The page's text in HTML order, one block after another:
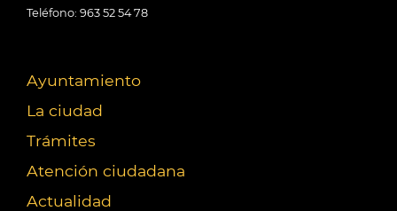
Teléfono: 963 52 54 78
Ayuntamiento
La ciudad
Trámites
Atención ciudadana
Actualidad